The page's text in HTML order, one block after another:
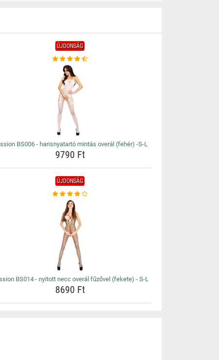
ÚJDONSÁG
BS006 - harisnyatartó mintás overál (fehér) -S-L
9790 Ft
ÚJDONSÁG
BS014 - nyitott necc overál fűzővel (fekete) - S-L
8690 Ft